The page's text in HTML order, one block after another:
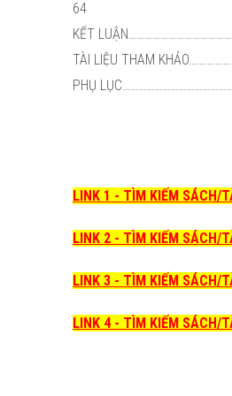
64
KẾT
TÀI LIỆU THAM
PHỤ
LINK 1 - TÌM KIẾM SÁCH/
LINK 2 - TÌM KIẾM SÁCH/
LINK 3 - TÌM KIẾM SÁCH/
LINK 4 - TÌM KIẾM SÁCH/